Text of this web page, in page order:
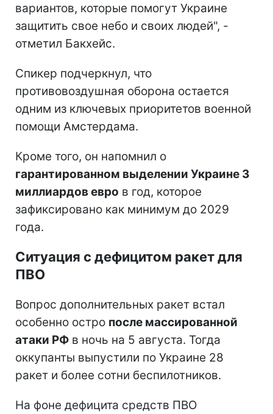
вариантов, которые помогут Украине
защитить свое небо и своих людей", -
отметил Бакхейс.
Спикер подчеркнул, что
противовоздушная оборона остается
одним из ключевых приоритетов военной
помощи Амстердама.
Кроме того, он напомнил о
гарантированном выделении Украине 3
миллиардов евро в год, которое
зафиксировано как минимум до 2029
года.
Ситуация с дефицитом ракет для
ПВО
Вопрос дополнительных ракет встал
особенно остро после массированной
атаки РФ в ночь на 5 августа. Тогда
оккупанты выпустили по Украине 28
ракет и более сотни беспилотников.
На фоне дефицита средств ПВО